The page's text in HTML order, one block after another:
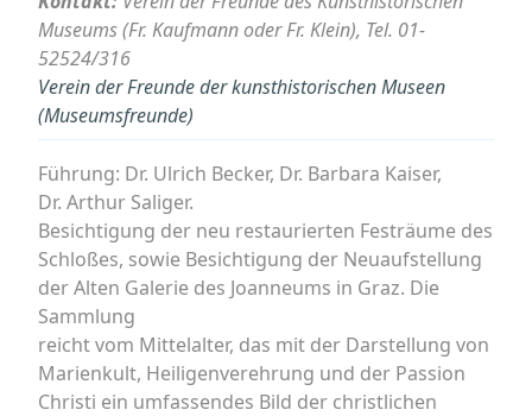
Museums (Fr. Kaufmann oder Fr. Klein), Tel. 01-
52524/316
Verein der Freunde der kunsthistorischen Museen
(Museumsfreunde)
Führung: Dr. Ulrich Becker, Dr. Barbara Kaiser,
Dr. Arthur Saliger.
Besichtigung der neu restaurierten Festräume des
Schloßes, sowie Besichtigung der Neuaufstellung
der Alten Galerie des Joanneums in Graz. Die
Sammlung
reicht vom Mittelalter, das mit der Darstellung von
Marienkult, Heiligenverehrung und der Passion
Christi ein umfassendes Bild der christlichen